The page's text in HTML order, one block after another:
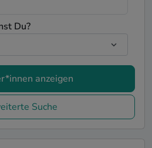
Du?
anzeigen
Suche